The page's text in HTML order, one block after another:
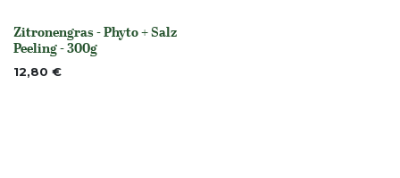
None
Zitronengras - Phyto + Salz
Peeling - 300g
12,80 €